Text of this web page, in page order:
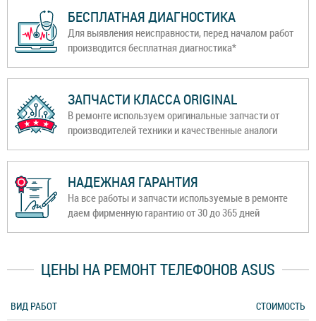
БЕСПЛАТНАЯ ДИАГНОСТИКА
Для выявления неисправности, перед началом работ
производится бесплатная диагностика*
ЗАПЧАСТИ КЛАССА ORIGINAL
В ремонте используем оригинальные запчасти от
производителей техники и качественные аналоги
НАДЕЖНАЯ ГАРАНТИЯ
На все работы и запчасти используемые в ремонте
даем фирменную гарантию от 30 до 365 дней
ЦЕНЫ НА РЕМОНТ ТЕЛЕФОНОВ ASUS
ВИД РАБОТ
СТОИМОСТЬ